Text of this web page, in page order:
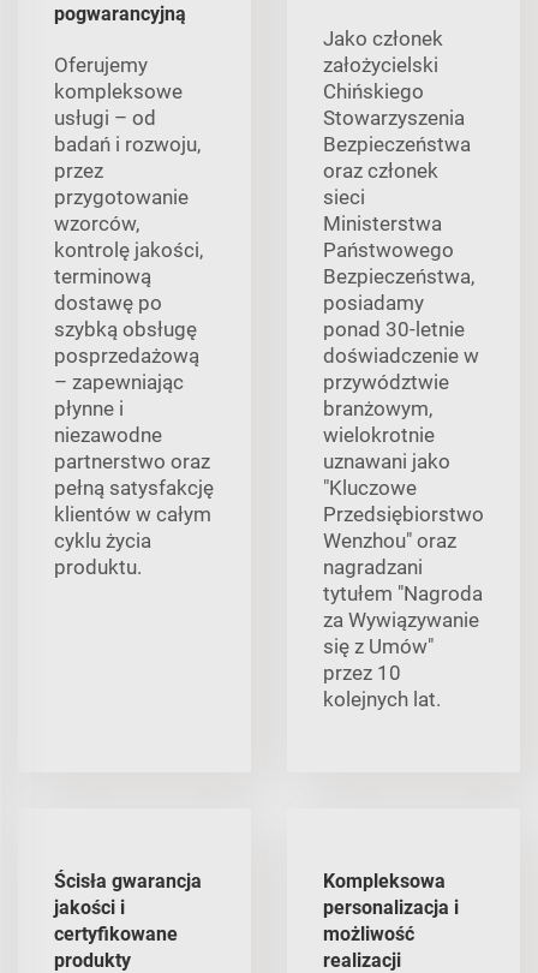
pogwarancyjną
Oferujemy
kompleksowe
usługi – od
badań i rozwoju,
przez
przygotowanie
wzorców,
kontrolę jakości,
terminową
dostawę po
szybką obsługę
posprzedażową
– zapewniając
płynne i
niezawodne
partnerstwo oraz
pełną satysfakcję
klientów w całym
cyklu życia
produktu.
Jako członek
założycielski
Chińskiego
Stowarzyszenia
Bezpieczeństwa
oraz członek
sieci
Ministerstwa
Państwowego
Bezpieczeństwa,
posiadamy
ponad 30-letnie
doświadczenie w
przywództwie
branżowym,
wielokrotnie
uznawani jako
"Kluczowe
Przedsiębiorstwo
Wenzhou" oraz
nagradzani
tytułem "Nagroda
za Wywiązywanie
się z Umów"
przez 10
kolejnych lat.
Ścisła gwarancja
jakości i
certyfikowane
produkty
Kompleksowa
personalizacja i
możliwość
realizacji